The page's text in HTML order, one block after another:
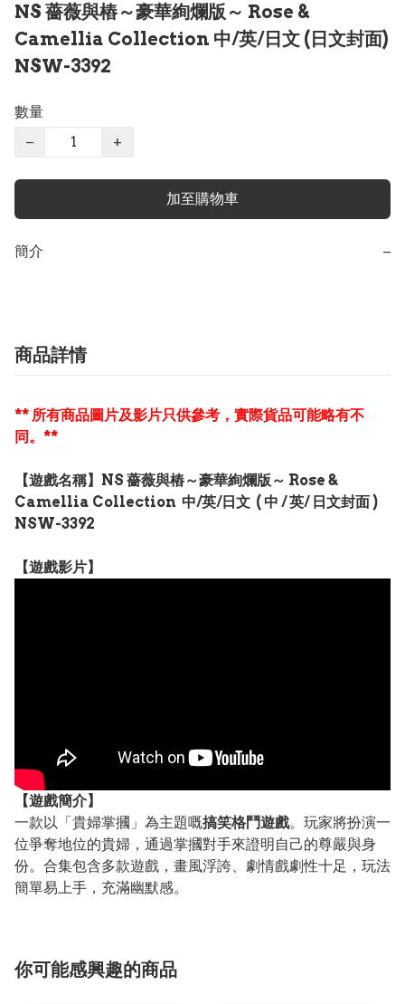
NS 薔薇與樁～豪華絢爛版～ Rose &
Camellia Collection 中/英/日文 (日文封面)
NSW-3392
數量
−
+
加至購物車
簡介 −
商品詳情
** 所有商品圖片及影片只供參考，實際貨品可能略有不
同。**
【遊戲名稱】NS 薔薇與樁～豪華絢爛版～ Rose &
Camellia Collection 中/英/日文 ( 中 / 英/ 日文封面 )
NSW-3392
【遊戲影片】
【遊戲簡介】
一款以「貴婦掌摑」為主題嘅搞笑格鬥遊戲。玩家將扮演一
位爭奪地位的貴婦，通過掌摑對手來證明自己的尊嚴與身
份。合集包含多款遊戲，畫風浮誇、劇情戲劇性十足，玩法
簡單易上手，充滿幽默感。
你可能感興趣的商品